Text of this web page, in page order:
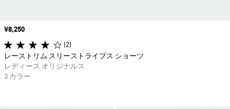
価格
¥8,250
(2)
レーストリム スリーストライプス ショーツ
レディース オリジナルス
3 カラー